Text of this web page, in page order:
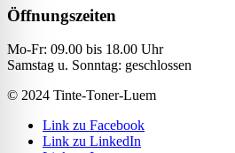
Öffnungszeiten
Mo-Fr: 09.00 bis 18.00 Uhr
Samstag u. Sonntag: geschlossen
© 2024 Tinte-Toner-Luem
Link zu Facebook
Link zu LinkedIn